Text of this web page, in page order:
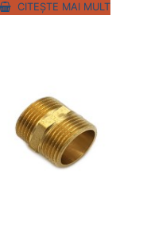
CITEȘTE MAI MULT